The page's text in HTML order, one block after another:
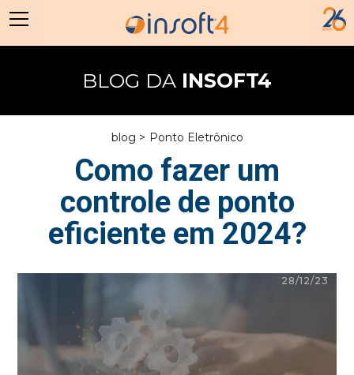
BLOG DAINSOFT4
blog > Ponto Eletrônico
Como fazer um
controle de ponto
eficiente em 2024?
28/12/23